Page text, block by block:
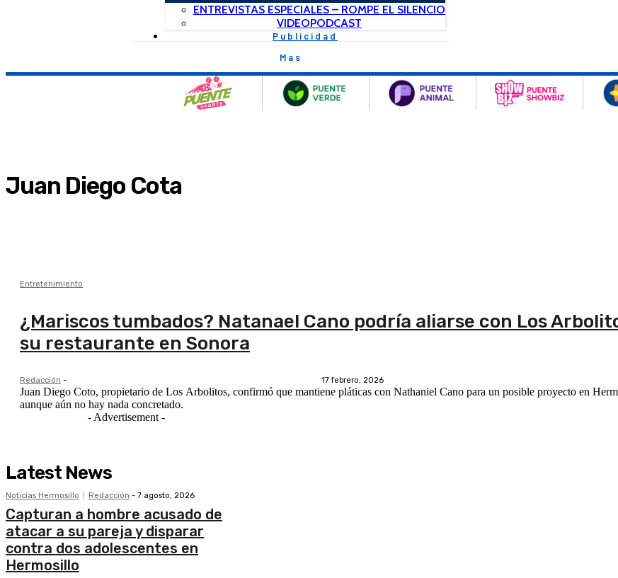
ENTREVISTAS ESPECIALES – ROMPE EL SILENCIO
VIDEOPODCAST
Publicidad
Mas
Juan Diego Cota
Entretenimiento
¿Mariscos tumbados? Natanael Cano podría aliarse con Los
su restaurante en Sonora
Redacción - 17 febrero, 2026
Juan Diego Coto, propietario de Los Arbolitos, confirmó que mantiene pláticas con Nathaniel Cano para un posible proyecto en
aunque aún no hay nada concretado.
- Advertisement -
Latest News
Noticias Hermosillo Redacción - 7 agosto, 2026
Capturan a hombre acusado de
atacar a su pareja y disparar
contra dos adolescentes en
Hermosillo